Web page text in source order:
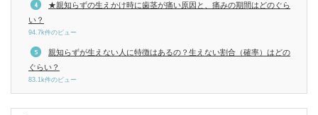
★親知らずの生えかけ時に歯茎が痛い原因と、痛みの期間はどのぐら
い？
94.7k件のビュー
親知らずが生えない人に特徴はあるの？生えない割合（確率）はどの
ぐらい？
83.1k件のビュー